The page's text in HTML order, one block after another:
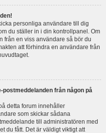
personliga användare till dig
du ställer in i din kontrollpanel. Om
från en viss användare så bör du
att förhindra en användare från
från någon på
detta forum innehåller
som skickar sådana
till administratören med
du fått. Det är väldigt viktigt att